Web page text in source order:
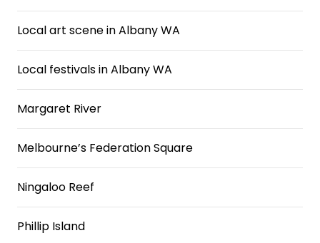
Local art scene in Albany WA
Local festivals in Albany WA
Margaret River
Melbourne’s Federation Square
Ningaloo Reef
Phillip Island